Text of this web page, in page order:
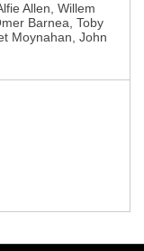
Allen, Willem
Barnea, Toby
Moynahan, John